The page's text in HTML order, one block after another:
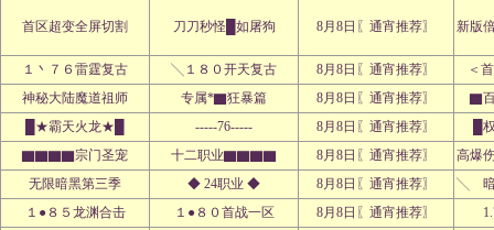
首区超变全屏切割 刀刀秒怪█如屠狗 8月8日〖通宵推荐〗 新版
１丶７６雷霆复古 ╲１８０开天复古 8月8日〖通宵推荐〗
＜
神秘大陆魔道祖师
专属*▇狂暴篇 8月8日〖通宵推荐〗
▇
█★霸天火龙★█
-----76----- 8月8日〖通宵推荐〗
█
▇▇▇▇宗门圣宠
十二职业▇▇▇▇ 8月8日〖通宵推荐〗
高爆
无限暗黑第三季
◆ 24职业 ◆ 8月8日〖通宵推荐〗
╲ 暗
１●８５龙渊合击
１●８０首战一区 8月8日〖通宵推荐〗